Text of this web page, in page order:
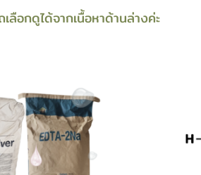
ลือกดูได้จากเนื้อหาด้านล่างค่ะ